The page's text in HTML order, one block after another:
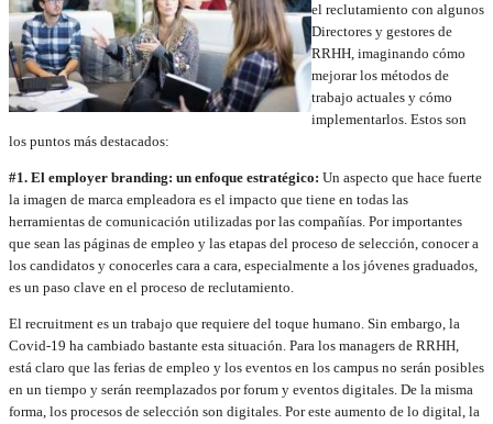
el reclutamiento con algunos
Directores y gestores de
RRHH, imaginando cómo
mejorar los métodos de
trabajo actuales y cómo
implementarlos. Estos son
los puntos más destacados:
#1. El employer branding: un enfoque estratégico: Un aspecto que hace fuerte
la imagen de marca empleadora es el impacto que tiene en todas las
herramientas de comunicación utilizadas por las compañías. Por importantes
que sean las páginas de empleo y las etapas del proceso de selección, conocer a
los candidatos y conocerles cara a cara, especialmente a los jóvenes graduados,
es un paso clave en el proceso de reclutamiento.
El recruitment es un trabajo que requiere del toque humano. Sin embargo, la
Covid-19 ha cambiado bastante esta situación. Para los managers de RRHH,
está claro que las ferias de empleo y los eventos en los campus no serán posibles
en un tiempo y serán reemplazados por forum y eventos digitales. De la misma
forma, los procesos de selección son digitales. Por este aumento de lo digital, la